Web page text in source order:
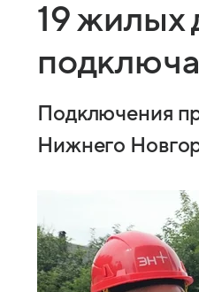
19 жилых
Подключения
Нижнего